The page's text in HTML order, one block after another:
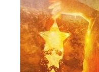
От днес Меркурий е
повече за това
избягваме в този